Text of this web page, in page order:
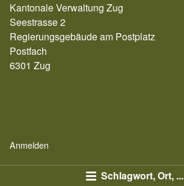
Schlagwort, Ort, ...
Kantonale Verwaltung Zug
Seestrasse 2
Regierungsgebäude am Postplatz
Postfach
6301 Zug
Anmelden